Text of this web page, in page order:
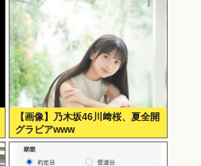
【画像】乃木坂46川﨑桜、夏全開
グラビアwww